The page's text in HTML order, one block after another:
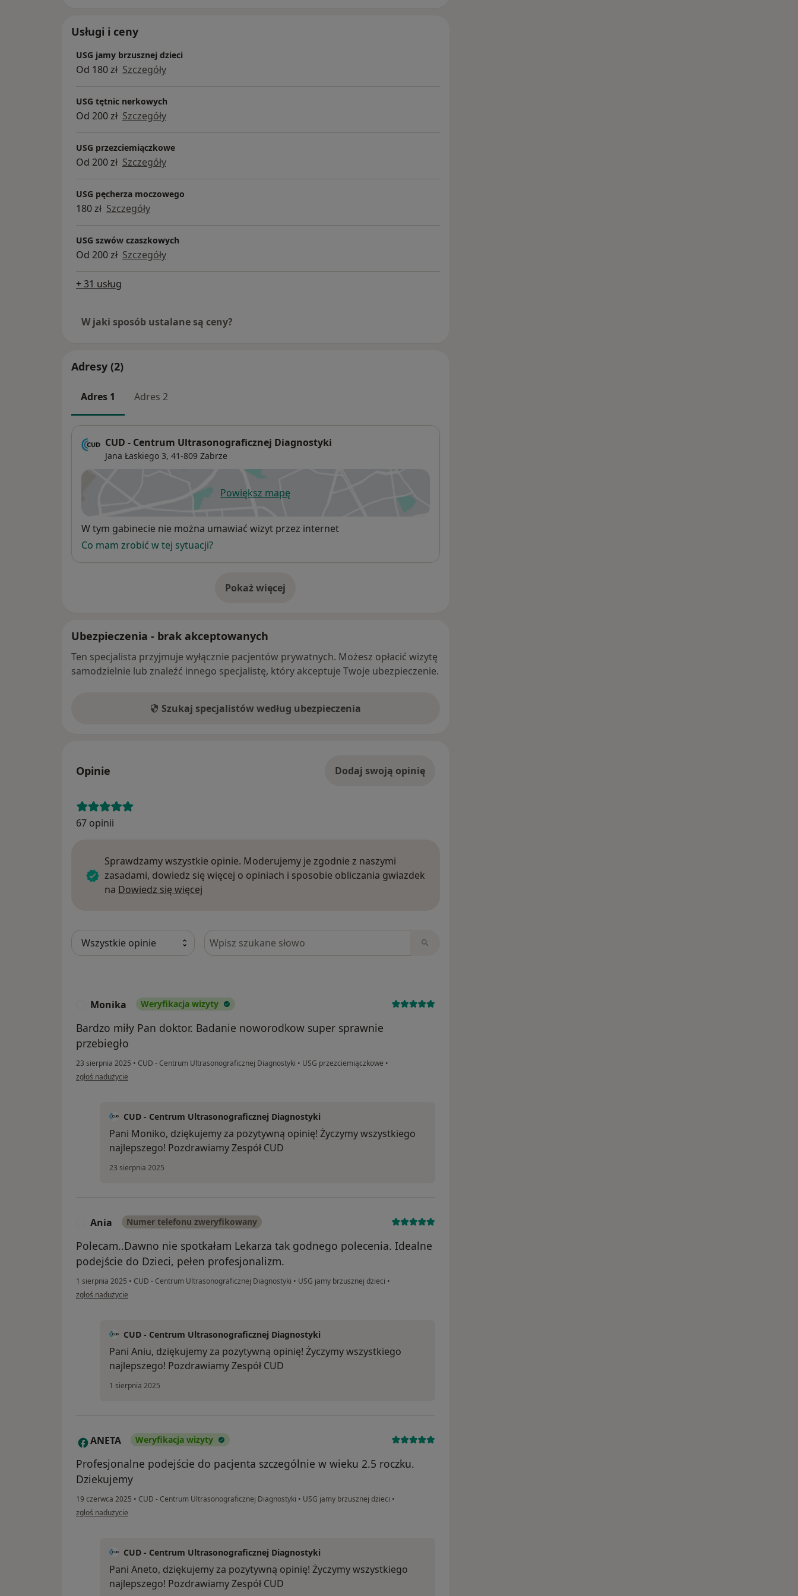
Usługi i ceny
USG jamy brzusznej dzieci
Od 180 zł Szczegóły
USG tętnic nerkowych
Od 200 zł Szczegóły
USG przezciemiączkowe
Od 200 zł Szczegóły
USG pęcherza moczowego
180 zł Szczegóły
USG szwów czaszkowych
Od 200 zł Szczegóły
+ 31 usług
W jaki sposób ustalane są ceny?
Adresy (2)
Adres 1 Adres 2
CUD - Centrum Ultrasonograficznej Diagnostyki
Jana Łaskiego 3, 41-809 Zabrze
Powiększ mapęotwiera się w nowej karcie
Dostępność
W tym gabinecie nie można umawiać wizyt przez internet
Co mam zrobić w tej sytuacji?
Pokaż więcej
o adresie
Ubezpieczenia - brak akceptowanych
Ten specjalista przyjmuje wyłącznie pacjentów prywatnych. Możesz opłacić wizytę
samodzielnie lub znaleźć innego specjalistę, który akceptuje Twoje ubezpieczenie.
Szukaj specjalistów według ubezpieczenia
Opinie Dodaj swoją opinię
67 opinii
Sprawdzamy wszystkie opinie. Moderujemy je zgodnie z naszymi
zasadami, dowiedz się więcej o opiniach i sposobie obliczania gwiazdek
na Dowiedz się więcej
Szukaj w opiniach
Monika Weryfikacja wizyty
Bardzo miły Pan doktor. Badanie noworodkow super sprawnie
przebiegło
23 sierpnia 2025 • CUD - Centrum Ultrasonograficznej Diagnostyki • USG przezciemiączkowe •
w opinii użytkownika Monika
zgłoś nadużycie
CUD - Centrum Ultrasonograficznej Diagnostyki
Pani Moniko, dziękujemy za pozytywną opinię! Życzymy wszystkiego
najlepszego! Pozdrawiamy Zespół CUD
23 sierpnia 2025
Ania Numer telefonu zweryfikowany
Polecam..Dawno nie spotkałam Lekarza tak godnego polecenia. Idealne
podejście do Dzieci, pełen profesjonalizm.
1 sierpnia 2025 • CUD - Centrum Ultrasonograficznej Diagnostyki • USG jamy brzusznej dzieci •
w opinii użytkownika Ania
zgłoś nadużycie
CUD - Centrum Ultrasonograficznej Diagnostyki
Pani Aniu, dziękujemy za pozytywną opinię! Życzymy wszystkiego
najlepszego! Pozdrawiamy Zespół CUD
1 sierpnia 2025
A ANETA Weryfikacja wizyty
Profesjonalne podejście do pacjenta szczególnie w wieku 2.5 roczku.
Dziekujemy
19 czerwca 2025 • CUD - Centrum Ultrasonograficznej Diagnostyki • USG jamy brzusznej dzieci •
w opinii użytkownika ANETA
zgłoś nadużycie
CUD - Centrum Ultrasonograficznej Diagnostyki
Pani Aneto, dziękujemy za pozytywną opinię! Życzymy wszystkiego
najlepszego! Pozdrawiamy Zespół CUD